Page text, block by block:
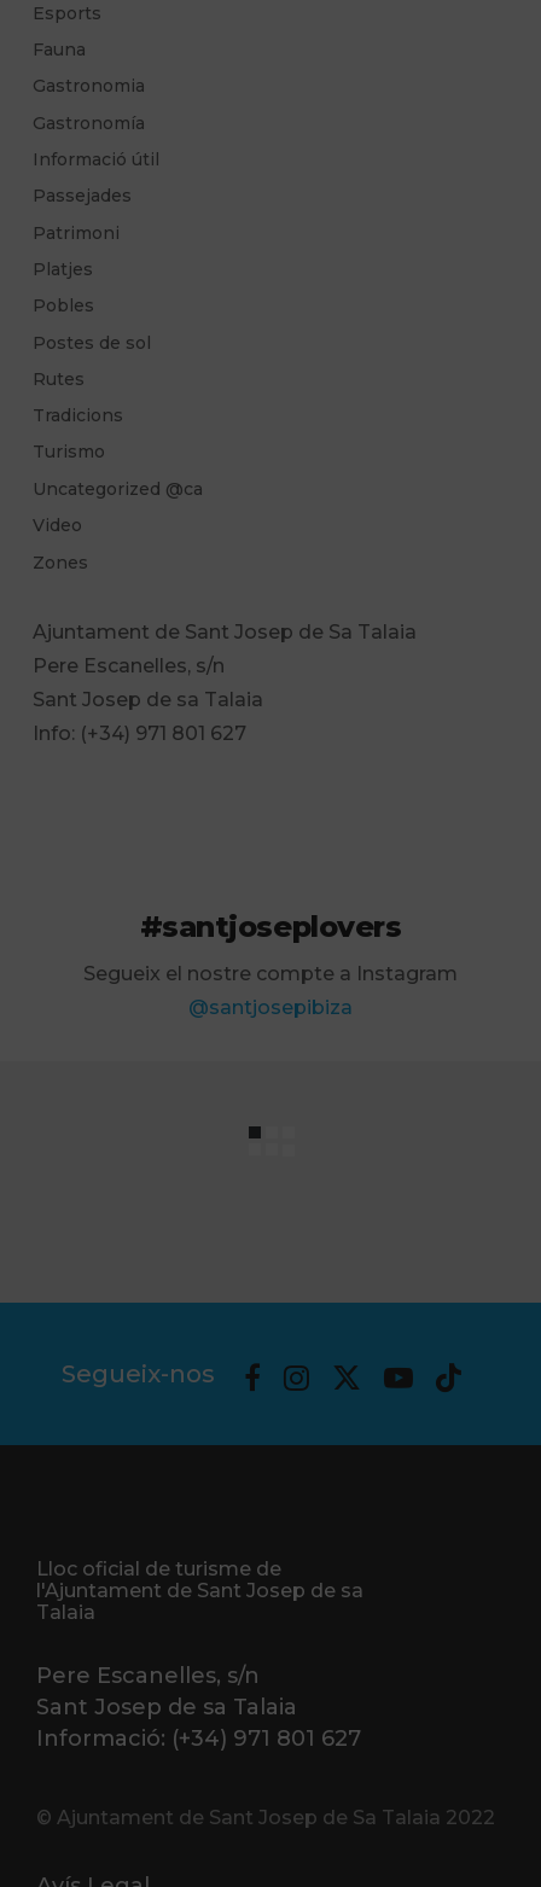
Esports
Fauna
Gastronomia
Gastronomía
Informació útil
Passejades
Patrimoni
Platjes
Pobles
Postes de sol
Rutes
Tradicions
Turismo
Uncategorized @ca
Video
Zones
Ajuntament de Sant Josep de Sa Talaia
Pere Escanelles, s/n
Sant Josep de sa Talaia
Info: (+34) 971 801 627
#santjoseplovers
Segueix el nostre compte a Instagram
@santjosepibiza
Segueix-nos
Lloc oficial de turisme de
l'Ajuntament de Sant Josep de sa
Talaia
Pere Escanelles, s/n
Sant Josep de sa Talaia
Informació: (+34) 971 801 627
© Ajuntament de Sant Josep de Sa Talaia 2022